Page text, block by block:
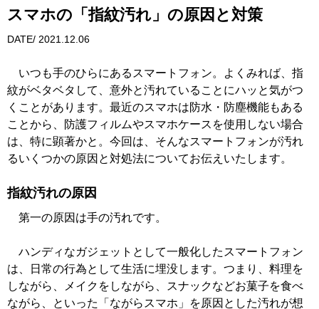
スマホの「指紋汚れ」の原因と対策
DATE/ 2021.12.06
いつも手のひらにあるスマートフォン。よくみれば、指
紋がベタベタして、意外と汚れていることにハッと気がつ
くことがあります。最近のスマホは防水・防塵機能もある
ことから、防護フィルムやスマホケースを使用しない場合
は、特に顕著かと。今回は、そんなスマートフォンが汚れ
るいくつかの原因と対処法についてお伝えいたします。
指紋汚れの原因
第一の原因は手の汚れです。
ハンディなガジェットとして一般化したスマートフォン
は、日常の行為として生活に埋没します。つまり、料理を
しながら、メイクをしながら、スナックなどお菓子を食べ
ながら、といった「ながらスマホ」を原因とした汚れが想